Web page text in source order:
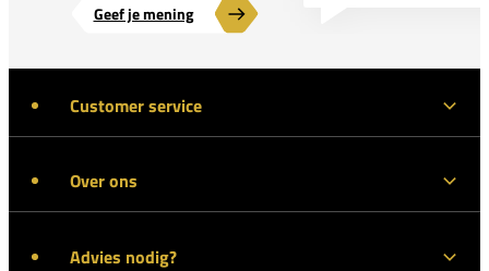
Geef je mening
Customer service
Over ons
Advies nodig?